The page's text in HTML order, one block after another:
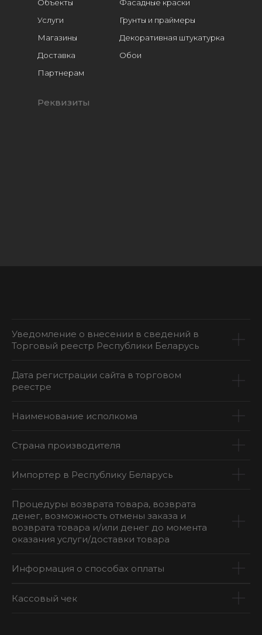
Фасадные краски
Грунты и праймеры
Декоративная штукатурка
Обои
Расходники
Объекты
Услуги
Магазины
Доставка
Реквизиты
Партнерам
Уведомление о внесении в сведений в
Торговый реестр Республики Беларусь
Дата регистрации сайта в торговом
реестре
Наименование исполкома
Страна производителя
Импортер в Республику Беларусь
Процедуры возврата товара, возврата
денег, возможность отмены заказа и
возврата товара и/или денег до момента
оказания услуги/доставки товара
Информация о способах оплаты
Кассовый чек